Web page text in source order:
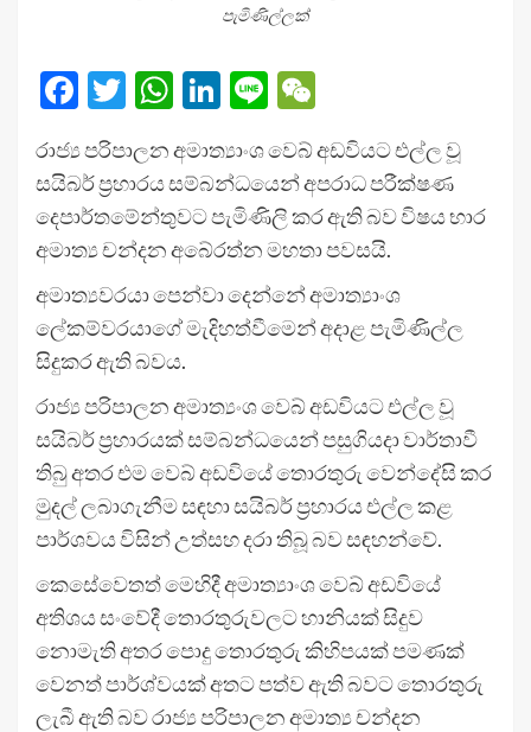
පැමිණිල්ලක්
Facebook
Twitter
WhatsApp
LinkedIn
Line
රාජ්‍ය පරිපාලන අමාත්‍යාංශ වෙබ් අඩවියට එල්ල වූ
සයිබර් ප්‍රහාරය සම්බන්ධයෙන් අපරාධ පරීක්ෂණ
දෙපාර්තමේන්තුවට පැමිණිලි කර ඇති බව විෂය භාර
අමාත්‍ය චන්දන අබේරත්න මහතා පවසයි.
අමාත්‍යවරයා පෙන්වා දෙන්නේ අමාත්‍යාංශ
ලේකම්වරයාගේ මැදිහත්වීමෙන් අදාළ පැමිණිල්ල
සිදුකර ඇති බවය.
රාජ්‍ය පරිපාලන අමාත්‍යංශ වෙබ් අඩවියට එල්ල වූ
සයිබර් ප්‍රහාරයක් සම්බන්ධයෙන් පසුගියදා වාර්තාවී
තිබු අතර එම වෙබ් අඩවියේ තොරතුරු වෙන්දේසි කර
මුදල් ලබාගැනීම සඳහා සයිබර් ප්‍රහාරය එල්ල කළ
පාර්ශවය විසින් උත්සහ දරා තිබූ බව සඳහන්වේ.
කෙසේවෙතත් මෙහිදී අමාත්‍යාංශ වෙබ් අඩවියේ
අතිශය සංවේදී තොරතුරුවලට හානියක් සිදුව
නොමැති අතර පොදු තොරතුරු කිහිපයක් පමණක්
වෙනත් පාර්ශ්වයක් අතට පත්ව ඇති බවට තොරතුරු
ලැබී ඇති බව රාජ්‍ය පරිපාලන අමාත්‍ය චන්දන